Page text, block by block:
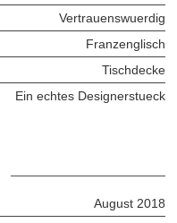
Vertrauenswuerdig
Franzenglisch
Tischdecke
Ein echtes Designerstueck
August 2018